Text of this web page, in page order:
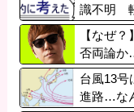
識不明
地に突
泉
【なぜ
否両論
台風13号
進路…な